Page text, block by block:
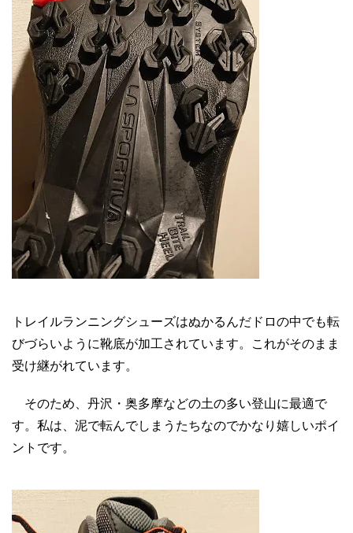
トレイルランニングシューズはぬかるんだドロの中でも転
びづらいように靴底が加工されています。これがそのまま
受け継がれています。
そのため、丹沢・奥多摩などの土の多い登山に最適で
す。私は、泥で転んでしまうたちなのでかなり嬉しいポイ
ントです。